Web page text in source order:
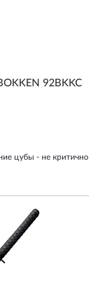
92BKKC
цубы - не критично